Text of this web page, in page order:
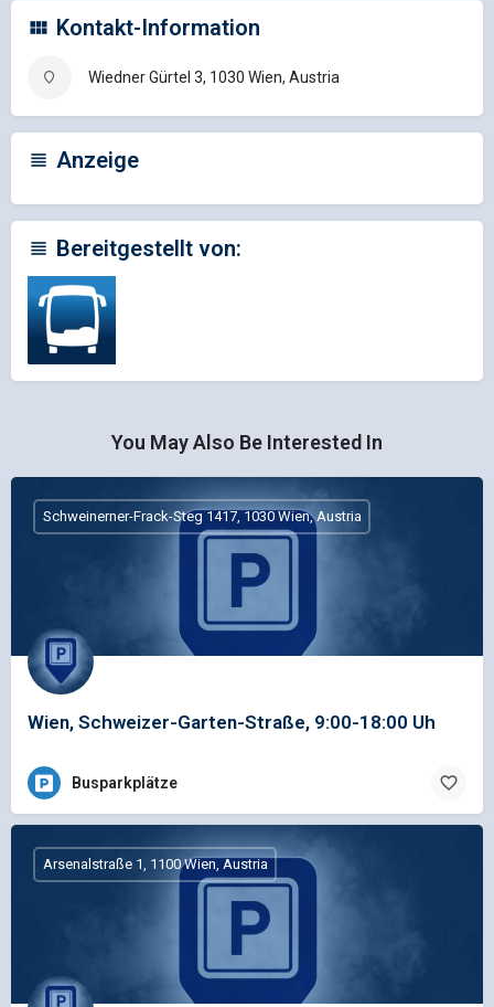
Kontakt-Information
Wiedner Gürtel 3, 1030 Wien, Austria
Anzeige
Bereitgestellt von:
You May Also Be Interested In
Wien, Schweizer-Garten-Straße, 9:00-18:00 Uh
Schweinerner-Frack-Steg 1417, 1030 Wien, Austria
Busparkplätze
Arsenalstraße 1, 1100 Wien, Austria